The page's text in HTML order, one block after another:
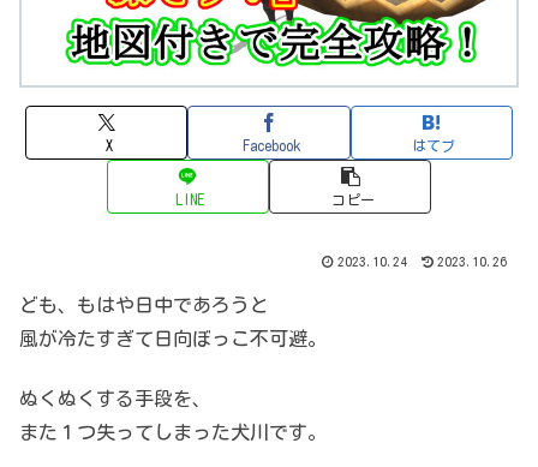
X Facebook はてブ
LINE コピー
2023.10.24 2023.10.26
ども、もはや日中であろうと
風が冷たすぎて日向ぼっこ不可避。
ぬくぬくする手段を、
また１つ失ってしまった犬川です。